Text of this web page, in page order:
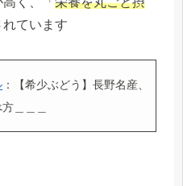
れています
：【希少ぶどう】長野名産、
＿＿＿